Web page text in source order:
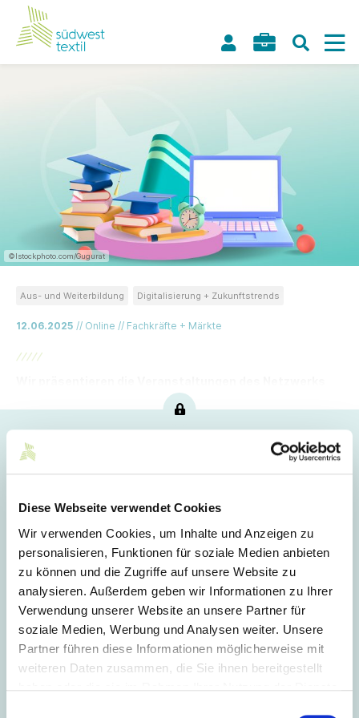
Diese Webseite verwendet Cookies
Wir verwenden Cookies, um Inhalte und Anzeigen zu
personalisieren, Funktionen für soziale Medien anbieten
zu können und die Zugriffe auf unsere Website zu
analysieren. Außerdem geben wir Informationen zu Ihrer
Verwendung unserer Website an unsere Partner für
soziale Medien, Werbung und Analysen weiter. Unsere
Partner führen diese Informationen möglicherweise mit
weiteren Daten zusammen, die Sie ihnen bereitgestellt
©Istockphoto.com/Gugurat
12.06.2025 // Online // Fachkräfte + Märkte
Aus- und Weiterbildung Digitalisierung + Zukunftstrends
von Mittelstand-Digital für den kommenden Monat.
Dieser Artikel ist nur für Mitglieder sichtbar.
Login
E-Mail
Passwort